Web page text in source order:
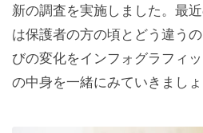
新の調査を実施しました。最
は保護者の方の頃とどう違う
びの変化をインフォグラフィ
の中身を一緒にみていきましょ